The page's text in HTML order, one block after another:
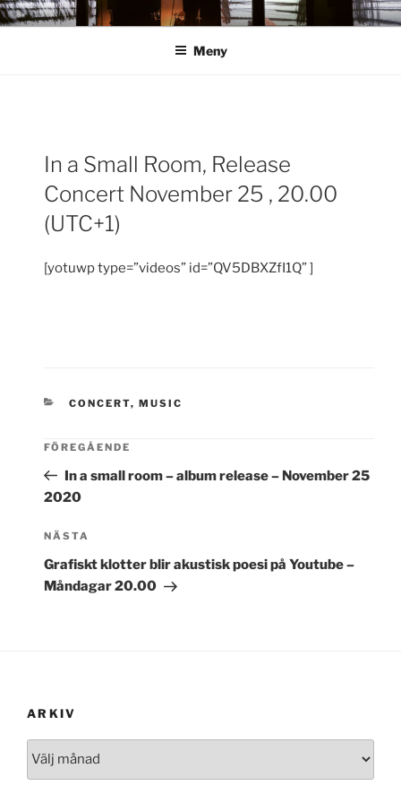
Hoppa
till
ANN ROSÉN
Meny
In a Small Room, Release
Concert November 25 , 20.00
(UTC+1)
[yotuwp type=”videos” id=”QV5DBXZfI1Q” ]
KATEGORIER
CONCERT, MUSIC
Inläggsnavigering
FÖREGÅENDE
In a small room – album release – November 25
2020
Nästa
inlägg
NÄSTA
Grafiskt klotter blir akustisk poesi på Youtube –
Måndagar 20.00
ARKIV